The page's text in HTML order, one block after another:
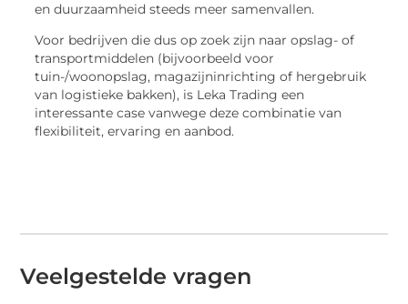
en duurzaamheid steeds meer samenvallen.
Voor bedrijven die dus op zoek zijn naar opslag- of
transportmiddelen (bijvoorbeeld voor
tuin-/woonopslag, magazijninrichting of hergebruik
van logistieke bakken), is Leka Trading een
interessante case vanwege deze combinatie van
flexibiliteit, ervaring en aanbod.
Veelgestelde vragen